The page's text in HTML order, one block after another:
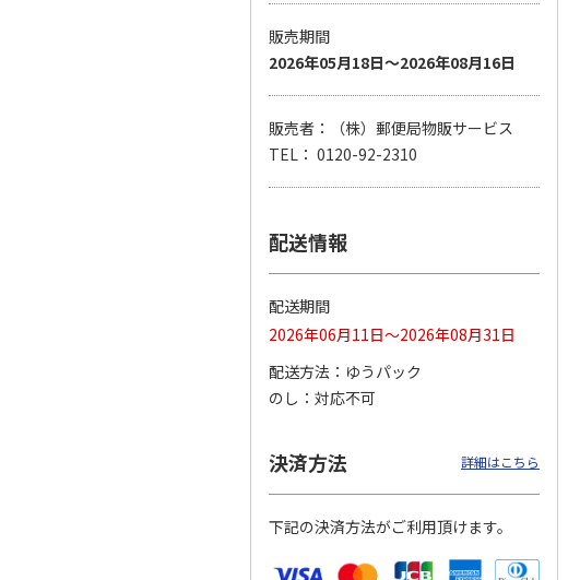
手】ハッピーグリー
【グリーティング切
手】グリーティング
円…
4.8（11）
5,500円
通切手・千鳥（1シ
11,000円
販売期間
2026年05月18日～2026年08月16日
販売者：（株）郵便局物販サービス
TEL： 0120-92-2310
配送情報
配送期間
2026年06月11日～2026年08月31日
配送方法
ゆうパック
のし
対応不可
決済方法 詳細はこちら
下記の決済方法がご利用頂けます。